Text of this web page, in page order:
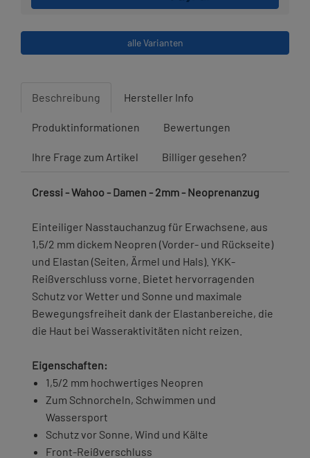
alle Varianten
Beschreibung Hersteller Info
Produktinformationen Bewertungen
Ihre Frage zum Artikel Billiger gesehen?
Cressi - Wahoo - Damen - 2mm - Neoprenanzug
Einteiliger Nasstauchanzug für Erwachsene, aus
1,5/2 mm dickem Neopren (Vorder- und Rückseite)
und Elastan (Seiten, Ärmel und Hals). YKK-
Reißverschluss vorne. Bietet hervorragenden
Schutz vor Wetter und Sonne und maximale
Bewegungsfreiheit dank der Elastanbereiche, die
die Haut bei Wasseraktivitäten nicht reizen.
Eigenschaften:
1,5/2 mm hochwertiges Neopren
Zum Schnorcheln, Schwimmen und
Wassersport
Schutz vor Sonne, Wind und Kälte
Front-Reißverschluss